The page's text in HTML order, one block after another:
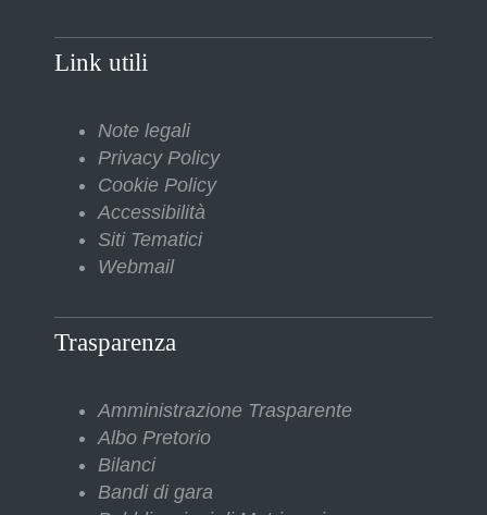
Link utili
Note legali
Privacy Policy
Cookie Policy
Accessibilità
Siti Tematici
Webmail
Trasparenza
Amministrazione Trasparente
Albo Pretorio
Bilanci
Bandi di gara